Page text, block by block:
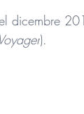
dicembre
Voyager).